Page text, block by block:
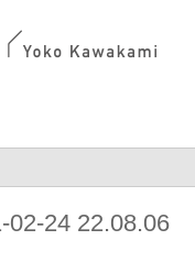
24 22.08.06